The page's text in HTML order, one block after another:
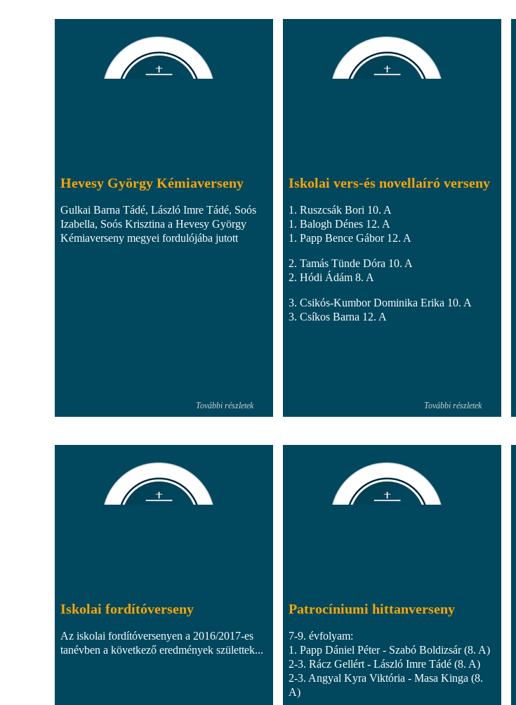
Hevesy György Kémiaverseny
Gulkai Barna Tádé, László Imre Tádé, Soós
Izabella, Soós Krisztina a Hevesy György
Kémiaverseny megyei fordulójába jutott
További részletek
Iskolai vers-és novellaíró verseny
1. Ruszcsák Bori 10. A
1. Balogh Dénes 12. A
1. Papp Bence Gábor 12. A
2. Tamás Tünde Dóra 10. A
2. Hódi Ádám 8. A
3. Csikós-Kumbor Dominika Erika 10. A
3. Csíkos Barna 12. A
További részletek
Iskolai fordítóverseny
Az iskolai fordítóversenyen a 2016/2017-es
tanévben a következő eredmények születtek...
Patrocíniumi hittanverseny
7-9. évfolyam:
1. Papp Dániel Péter - Szabó Boldizsár (8. A)
2-3. Rácz Gellért - László Imre Tádé (8. A)
2-3. Angyal Kyra Viktória - Masa Kinga (8.
A)